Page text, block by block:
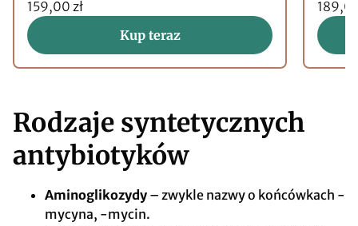
159,00 zł
Kup teraz
Rodzaje syntetycznych
antybiotyków
Aminoglikozydy – zwykle nazwy o końcówkach -
mycyna, -mycin.